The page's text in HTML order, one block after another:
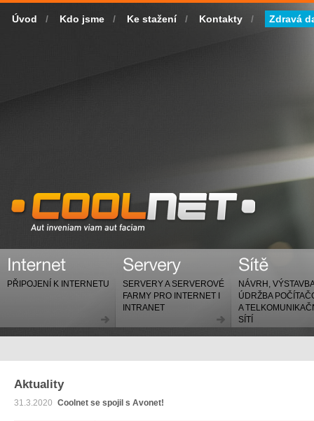
Úvod / Kdo jsme / Ke stažení / Kontakty / Zdravá
PŘIPOJENÍ K INTERNETU
SERVERY A SERVEROVÉ
FARMY PRO INTERNET I
INTRANET
NÁVRH,
ÚDRŽBA
A
SÍTÍ
Aktuality
31.3.2020 Coolnet se spojil s Avonet!